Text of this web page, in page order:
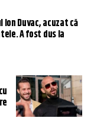
Duvac, acuzat că
A fost dus la